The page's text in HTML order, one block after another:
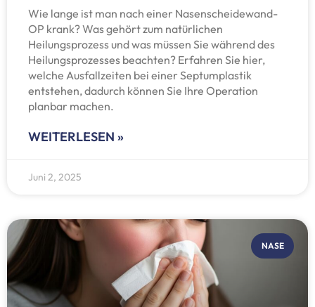
Wie lange ist man nach einer Nasenscheidewand-
OP krank? Was gehört zum natürlichen
Heilungsprozess und was müssen Sie während des
Heilungsprozesses beachten? Erfahren Sie hier,
welche Ausfallzeiten bei einer Septumplastik
entstehen, dadurch können Sie Ihre Operation
planbar machen.
WEITERLESEN »
Juni 2, 2025
NASE